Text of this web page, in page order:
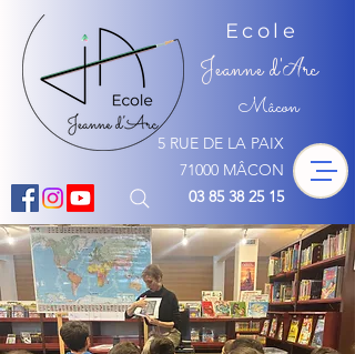
5 RUE DE LA PAIX
71000 MÂCON
03 85 38 25 15
Ecole
Jeanne d'Arc
Mâcon